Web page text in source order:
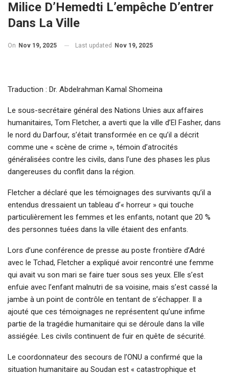
Milice D’Hemedti L’empêche D’entrer
Dans La Ville
On Nov 19, 2025 Last updated Nov 19, 2025
Traduction : Dr. Abdelrahman Kamal Shomeina
Le sous-secrétaire général des Nations Unies aux affaires
humanitaires, Tom Fletcher, a averti que la ville d’El Fasher, dans
le nord du Darfour, s’était transformée en ce qu’il a décrit
comme une « scène de crime », témoin d’atrocités
généralisées contre les civils, dans l’une des phases les plus
dangereuses du conflit dans la région.
Fletcher a déclaré que les témoignages des survivants qu’il a
entendus dressaient un tableau d’« horreur » qui touche
particulièrement les femmes et les enfants, notant que 20 %
des personnes tuées dans la ville étaient des enfants.
Lors d’une conférence de presse au poste frontière d’Adré
avec le Tchad, Fletcher a expliqué avoir rencontré une femme
qui avait vu son mari se faire tuer sous ses yeux. Elle s’est
enfuie avec l’enfant malnutri de sa voisine, mais s’est cassé la
jambe à un point de contrôle en tentant de s’échapper. Il a
ajouté que ces témoignages ne représentent qu’une infime
partie de la tragédie humanitaire qui se déroule dans la ville
assiégée. Les civils continuent de fuir en quête de sécurité.
Le coordonnateur des secours de l’ONU a confirmé que la
situation humanitaire au Soudan est « catastrophique et